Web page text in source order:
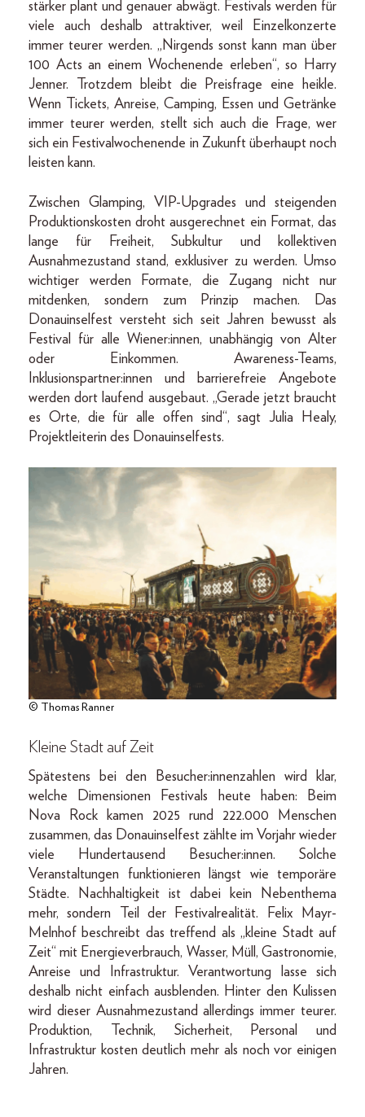
stärker plant und genauer abwägt. Festivals werden für
viele auch deshalb attraktiver, weil Einzelkonzerte
immer teurer werden. „Nirgends sonst kann man über
100 Acts an einem Wochenende erleben“, so Harry
Jenner. Trotzdem bleibt die Preisfrage eine heikle.
Wenn Tickets, Anreise, Camping, Essen und Getränke
immer teurer werden, stellt sich auch die Frage, wer
sich ein Festivalwochenende in Zukunft überhaupt noch
leisten kann.
Zwischen Glamping, VIP-Upgrades und steigenden
Produktionskosten droht ausgerechnet ein Format, das
lange für Freiheit, Subkultur und kollektiven
Ausnahmezustand stand, exklusiver zu werden. Umso
wichtiger werden Formate, die Zugang nicht nur
mitdenken, sondern zum Prinzip machen. Das
Donauinselfest versteht sich seit Jahren bewusst als
Festival für alle Wiener:innen, unabhängig von Alter
oder Einkommen. Awareness-Teams,
Inklusionspartner:innen und barrierefreie Angebote
werden dort laufend ausgebaut. „Gerade jetzt braucht
es Orte, die für alle offen sind“, sagt Julia Healy,
Projektleiterin des Donauinselfests.
© Thomas Ranner
Kleine Stadt auf Zeit
Spätestens bei den Besucher:innenzahlen wird klar,
welche Dimensionen Festivals heute haben: Beim
Nova Rock kamen 2025 rund 222.000 Menschen
zusammen, das Donauinselfest zählte im Vorjahr wieder
viele Hundertausend Besucher:innen. Solche
Veranstaltungen funktionieren längst wie temporäre
Städte. Nachhaltigkeit ist dabei kein Nebenthema
mehr, sondern Teil der Festivalrealität. Felix Mayr-
Melnhof beschreibt das treffend als „kleine Stadt auf
Zeit“ mit Energieverbrauch, Wasser, Müll, Gastronomie,
Anreise und Infrastruktur. Verantwortung lasse sich
deshalb nicht einfach ausblenden. Hinter den Kulissen
wird dieser Ausnahmezustand allerdings immer teurer.
Produktion, Technik, Sicherheit, Personal und
Infrastruktur kosten deutlich mehr als noch vor einigen
Jahren.